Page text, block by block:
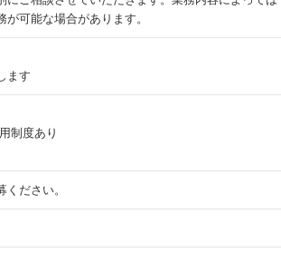
可能な場合があります。
ます
制度あり
ださい。